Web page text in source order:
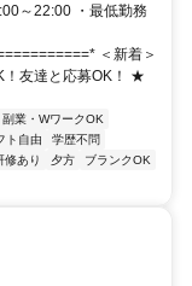
～22:00 ・最低勤務
＜新着＞
！友達と応募OK！ ★
副業・WワークOK
ト自由
学歴不問
修あり 夕方
ブランクOK